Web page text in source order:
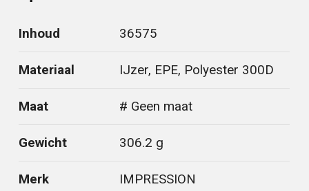
Inhoud 36575
Materiaal IJzer, EPE, Polyester 300D
Maat # Geen maat
Gewicht 306.2 g
Merk IMPRESSION